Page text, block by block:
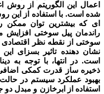
اعمال این الگوریتم از
شده است. با استفاده از این
ای که بیشترین توان ممکن
راندمان پیل سوختی افزایش
سوختی از نقطه نظر
نشان دهنده تاثیر بسزای
است. در انتها، با توجه به
ذخیره­ ساز قدرت کمکی
بهبود عملکرد سیستم در حالت
استفاده از ابرخازن و مبدل